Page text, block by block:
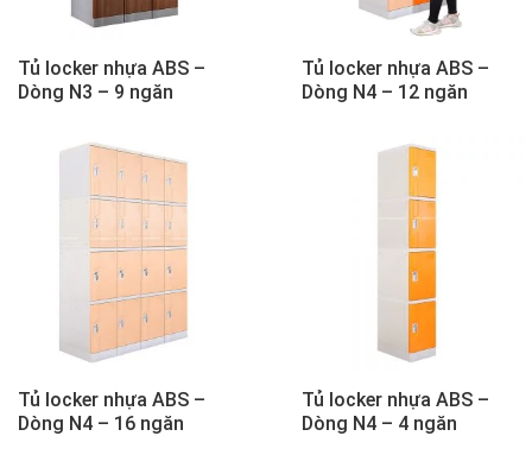
Tủ locker nhựa ABS –
Dòng N3 – 9 ngăn
Tủ locker nhựa ABS –
Dòng N4 – 12 ngăn
Tủ locker nhựa ABS –
Dòng N4 – 16 ngăn
Tủ locker nhựa ABS –
Dòng N4 – 4 ngăn